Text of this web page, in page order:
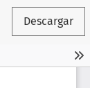
Descargar